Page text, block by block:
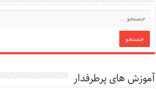
آموزش های پرطرفدار